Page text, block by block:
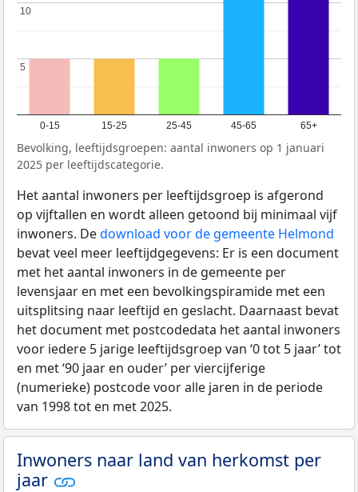
0-15 15-25 25-45 45-65 65+
5
5
10
10
Bevolking, leeftijdsgroepen: aantal inwoners op 1 januari
2025 per leeftijdscategorie.
Het aantal inwoners per leeftijdsgroep is afgerond
op vijftallen en wordt alleen getoond bij minimaal vijf
inwoners. Dedownload voor de gemeente Helmond
bevat veel meer leeftijdgegevens: Er is een document
met het aantal inwoners in de gemeente per
levensjaar en met een bevolkingspiramide met een
uitsplitsing naar leeftijd en geslacht. Daarnaast bevat
het document met postcodedata het aantal inwoners
voor iedere 5 jarige leeftijdsgroep van ‘0 tot 5 jaar’ tot
en met ‘90 jaar en ouder’ per viercijferige
(numerieke) postcode voor alle jaren in de periode
van 1998 tot en met 2025.
Inwoners naar land van herkomst per
jaar